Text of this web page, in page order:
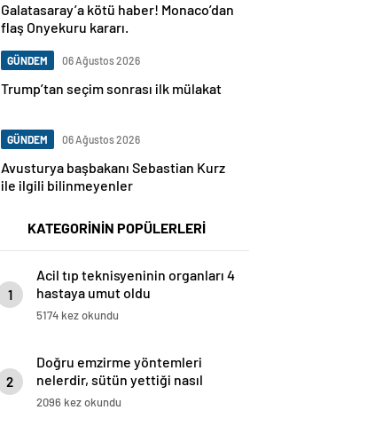
Galatasaray’a kötü haber! Monaco’dan
flaş Onyekuru kararı.
GÜNDEM 06 Ağustos 2026
Trump’tan seçim sonrası ilk mülakat
GÜNDEM 06 Ağustos 2026
Avusturya başbakanı Sebastian Kurz
ile ilgili bilinmeyenler
KATEGORİNİN POPÜLERLERİ
1
Acil tıp teknisyeninin organları 4
hastaya umut oldu
5174 kez okundu
2
Doğru emzirme yöntemleri
nelerdir, sütün yettiği nasıl
anlaşılır?
2096 kez okundu